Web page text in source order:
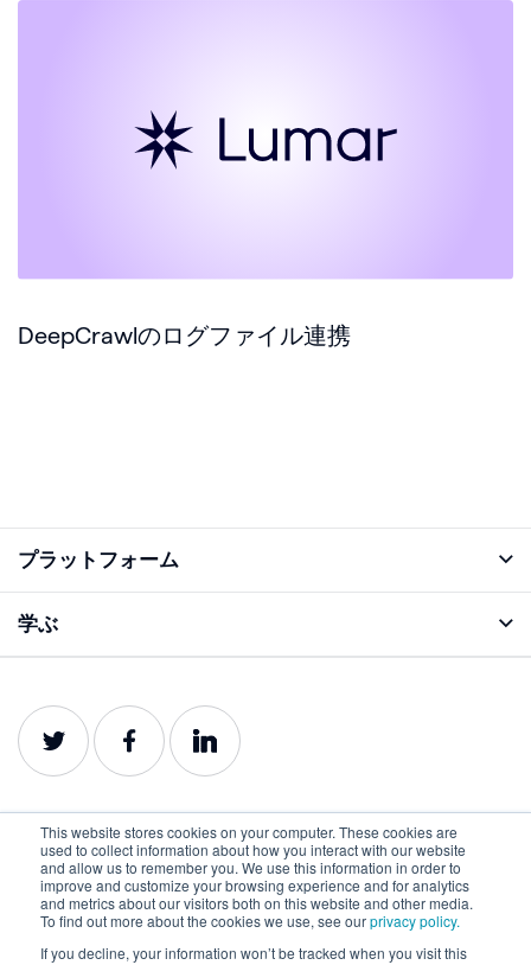
This website stores cookies on your computer. These cookies are
used to collect information about how you interact with our website
and allow us to remember you. We use this information in order to
improve and customize your browsing experience and for analytics
and metrics about our visitors both on this website and other media.
To find out more about the cookies we use, see ourprivacy policy.
If you decline, your information won’t be tracked when you visit this
DeepCrawlのログファイル連携
プラットフォーム
学ぶ
プロダクトガイド
日本語
プライバシーポリ
シー